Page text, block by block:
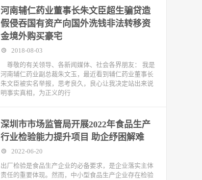
河南辅仁药业董事长朱文臣超生骗贷造
假侵吞国有资产向国外洗钱非法转移资
金境外购买豪宅
2018-08-03
尊敬的有关领导、各新闻媒体、社会各界朋友： 我是
河南辅仁药业副总裁朱文玉，最近看到辅仁药业董事长
朱文臣被实名举报，思考良久，良心让我决定站出来说
明事实真相，为正义的行
深圳市市场监管局开展2022年食品生产
行业检验能力提升项目 助企纾困解难
2022-06-20
出厂检验是食品生产企业的必备要求，是企业落实主体
责任的重要体现。然而，中小型食品生产企业存在检验